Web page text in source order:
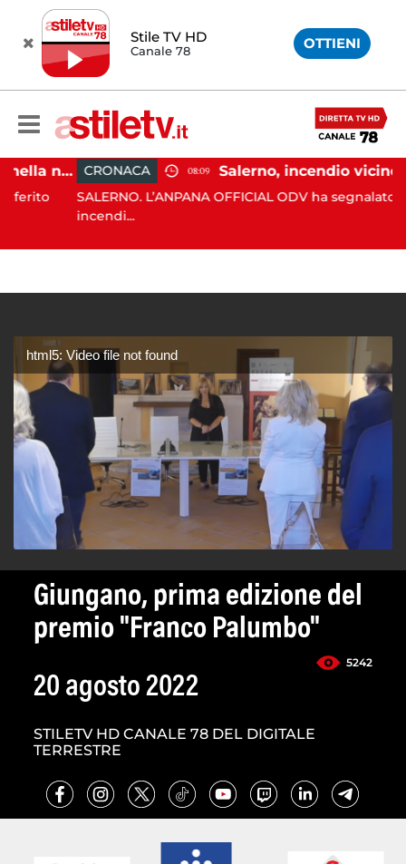
Stile TV HD
Canale 78 OTTIENI
Eboli, uomo aggredito nella notte: indagini in corso CRONACA 08:09
SALERNO. L’ANPANA OFFICIAL ODV ha segnalato al 115
incendi...
html5: Video file not found
Giungano, prima edizione del
premio "Franco Palumbo"
5242
20 agosto 2022
STILETV HD CANALE 78 DEL DIGITALE
TERRESTRE